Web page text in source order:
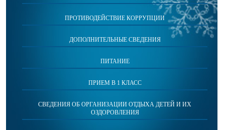
ПРОТИВОДЕЙСТВИЕ КОРРУПЦИИ
ДОПОЛНИТЕЛЬНЫЕ СВЕДЕНИЯ
ПИТАНИЕ
ПРИЕМ В 1 КЛАСС
СВЕДЕНИЯ ОБ ОРГАНИЗАЦИИ ОТДЫХА ДЕТЕЙ И ИХ
ОЗДОРОВЛЕНИЯ